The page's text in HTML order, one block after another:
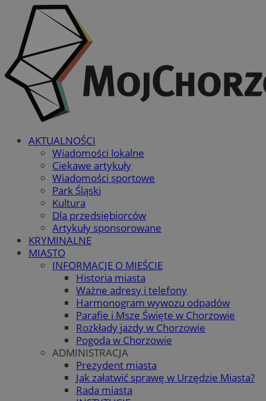
AKTUALNOŚCI
Wiadomości lokalne
Ciekawe artykuły
Wiadomości sportowe
Park Śląski
Kultura
Dla przedsiębiorców
Artykuły sponsorowane
KRYMINALNE
MIASTO
INFORMACJE O MIEŚCIE
Historia miasta
Ważne adresy i telefony
Harmonogram wywozu odpadów
Parafie i Msze Święte w Chorzowie
Rozkłady jazdy w Chorzowie
Pogoda w Chorzowie
ADMINISTRACJA
Prezydent miasta
Jak załatwić sprawę w Urzędzie Miasta?
Rada miasta